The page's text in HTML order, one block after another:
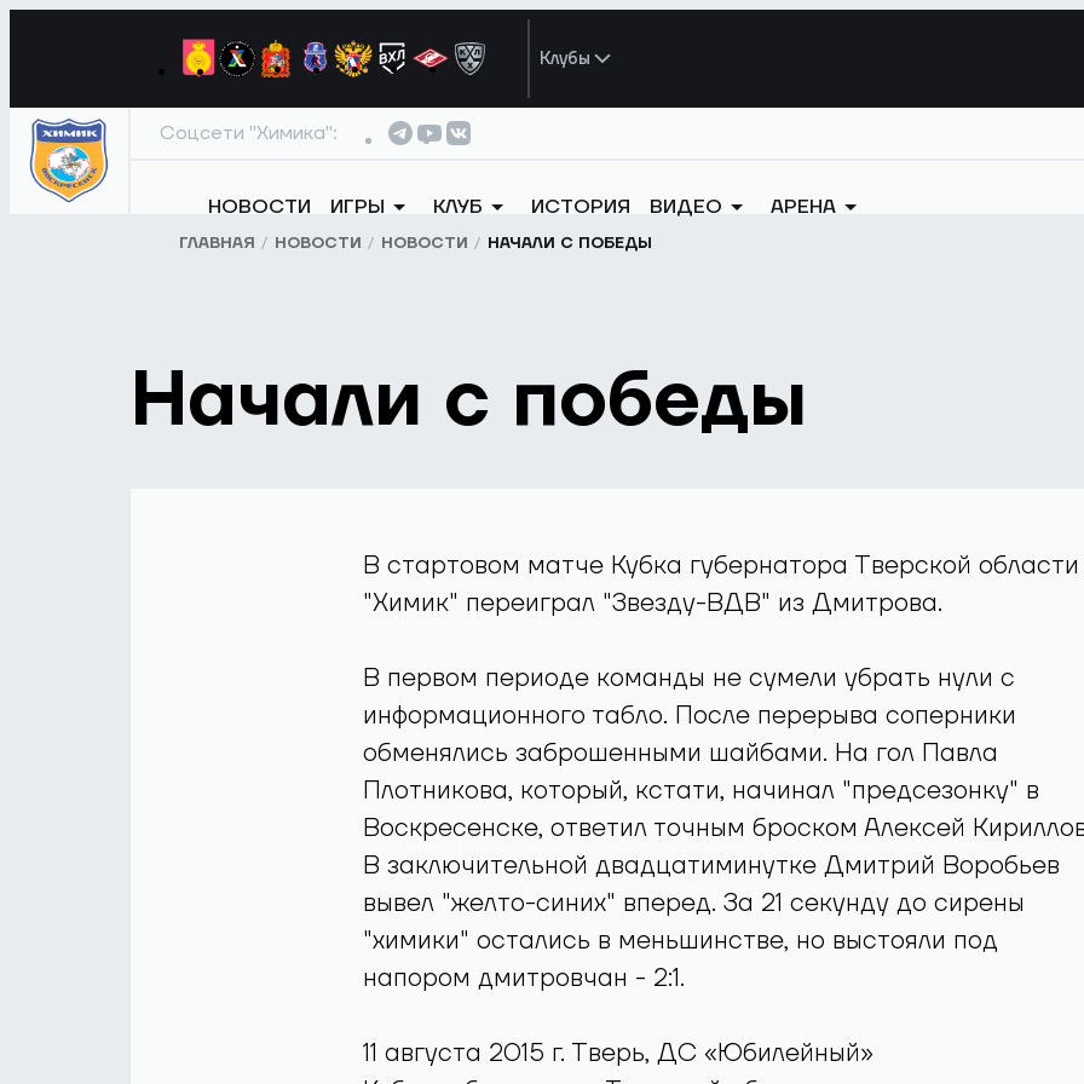
Клубы
Соцсети "Химика":
НОВОСТИ ИГРЫ КЛУБ ИСТОРИЯ ВИДЕО АРЕНА
ГЛАВНАЯ НОВОСТИ НОВОСТИ НАЧАЛИ С ПОБЕДЫ
Начали с победы
В стартовом матче Кубка губернатора Тверской области
"Химик" переиграл "Звезду-ВДВ" из Дмитрова.
В первом периоде команды не сумели убрать нули с
информационного табло. После перерыва соперники
обменялись заброшенными шайбами. На гол Павла
Плотникова, который, кстати, начинал "предсезонку" в
Воскресенске, ответил точным броском Алексей
В заключительной двадцатиминутке Дмитрий Воробьев
вывел "желто-синих" вперед. За 21 секунду до сирены
"химики" остались в меньшинстве, но выстояли под
напором дмитровчан - 2:1.
11 августа 2015 г. Тверь, ДС «Юбилейный»